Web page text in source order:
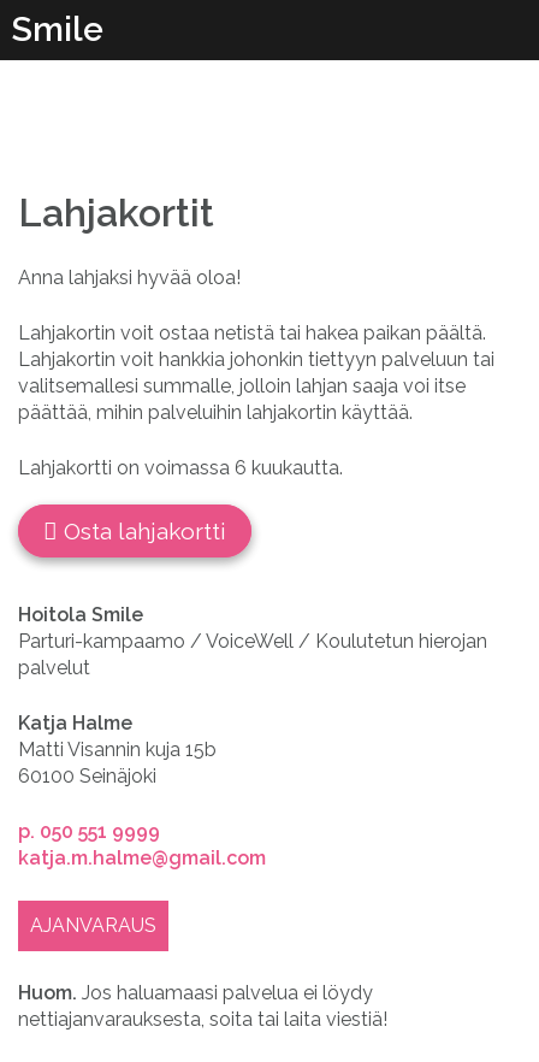
Skip
to
content
Smile
Lahjakortit
Anna lahjaksi hyvää oloa!
Lahjakortin voit ostaa netistä tai hakea paikan päältä.
Lahjakortin voit hankkia johonkin tiettyyn palveluun tai
valitsemallesi summalle, jolloin lahjan saaja voi itse
päättää, mihin palveluihin lahjakortin käyttää.
Lahjakortti on voimassa 6 kuukautta.
Osta lahjakortti
Hoitola Smile
Parturi-kampaamo / VoiceWell / Koulutetun hierojan
palvelut
Katja Halme
Matti Visannin kuja 15b
60100 Seinäjoki
p. 050 551 9999
katja.m.halme@gmail.com
AJANVARAUS
Huom. Jos haluamaasi palvelua ei löydy
nettiajanvarauksesta, soita tai laita viestiä!